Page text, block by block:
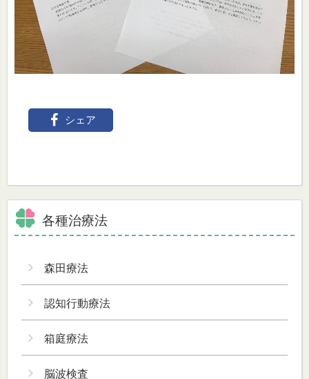
シェア
各種治療法
森田療法
認知行動療法
箱庭療法
脳波検査